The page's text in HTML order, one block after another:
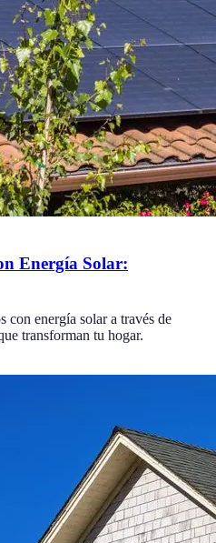
Energía Solar:
con energía solar a través de
transforman tu hogar.